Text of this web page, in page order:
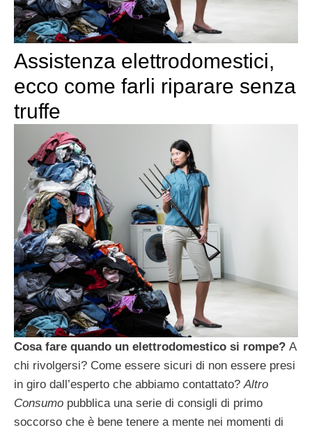
Assistenza elettrodomestici,
ecco come farli riparare senza
truffe
Cosa fare quando un elettrodomestico si rompe? A
chi rivolgersi? Come essere sicuri di non essere presi
in giro dall’esperto che abbiamo contattato?Altro
Consumo pubblica una serie di consigli di primo
soccorso che è bene tenere a mente nei momenti di